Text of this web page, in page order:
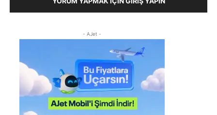
- AJet -